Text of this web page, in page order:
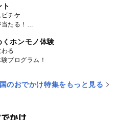
ト
チケ
たる！
ホンモノ体験
る
プログラム！
のおでかけ特集をもっと見る
かけ